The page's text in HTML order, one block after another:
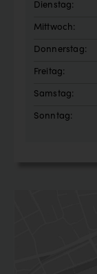
Dienstag:
Mittwoch:
Donnerstag:
Freitag:
Samstag:
Sonntag: